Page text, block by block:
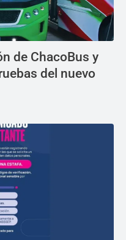
de ChacoBus y
del nuevo